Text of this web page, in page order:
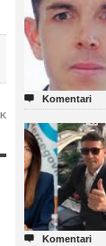
 Komentari
 Komentari